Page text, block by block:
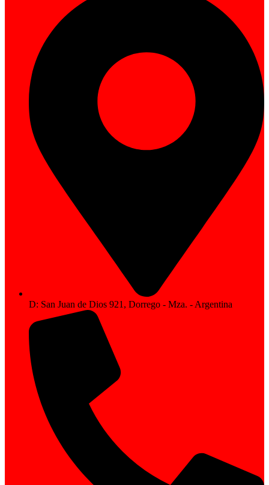
D: San Juan de Dios 921, Dorrego - Mza. - Argentina